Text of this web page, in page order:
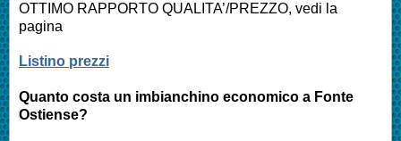
OTTIMO RAPPORTO QUALITA’/PREZZO, vedi la
pagina
Listino prezzi
Quanto costa un imbianchino economico a Fonte
Ostiense?